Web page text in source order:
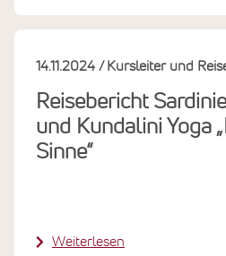
Reisebericht
und Kundalini Yoga
Sinne“
14.11.2024 Kursleiter und
Weiterlesen